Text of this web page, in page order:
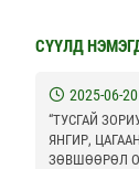
СҮҮЛД
2025-06-20
“ТУСГАЙ
ЯНГИР,
ЗӨВШӨӨРӨЛ